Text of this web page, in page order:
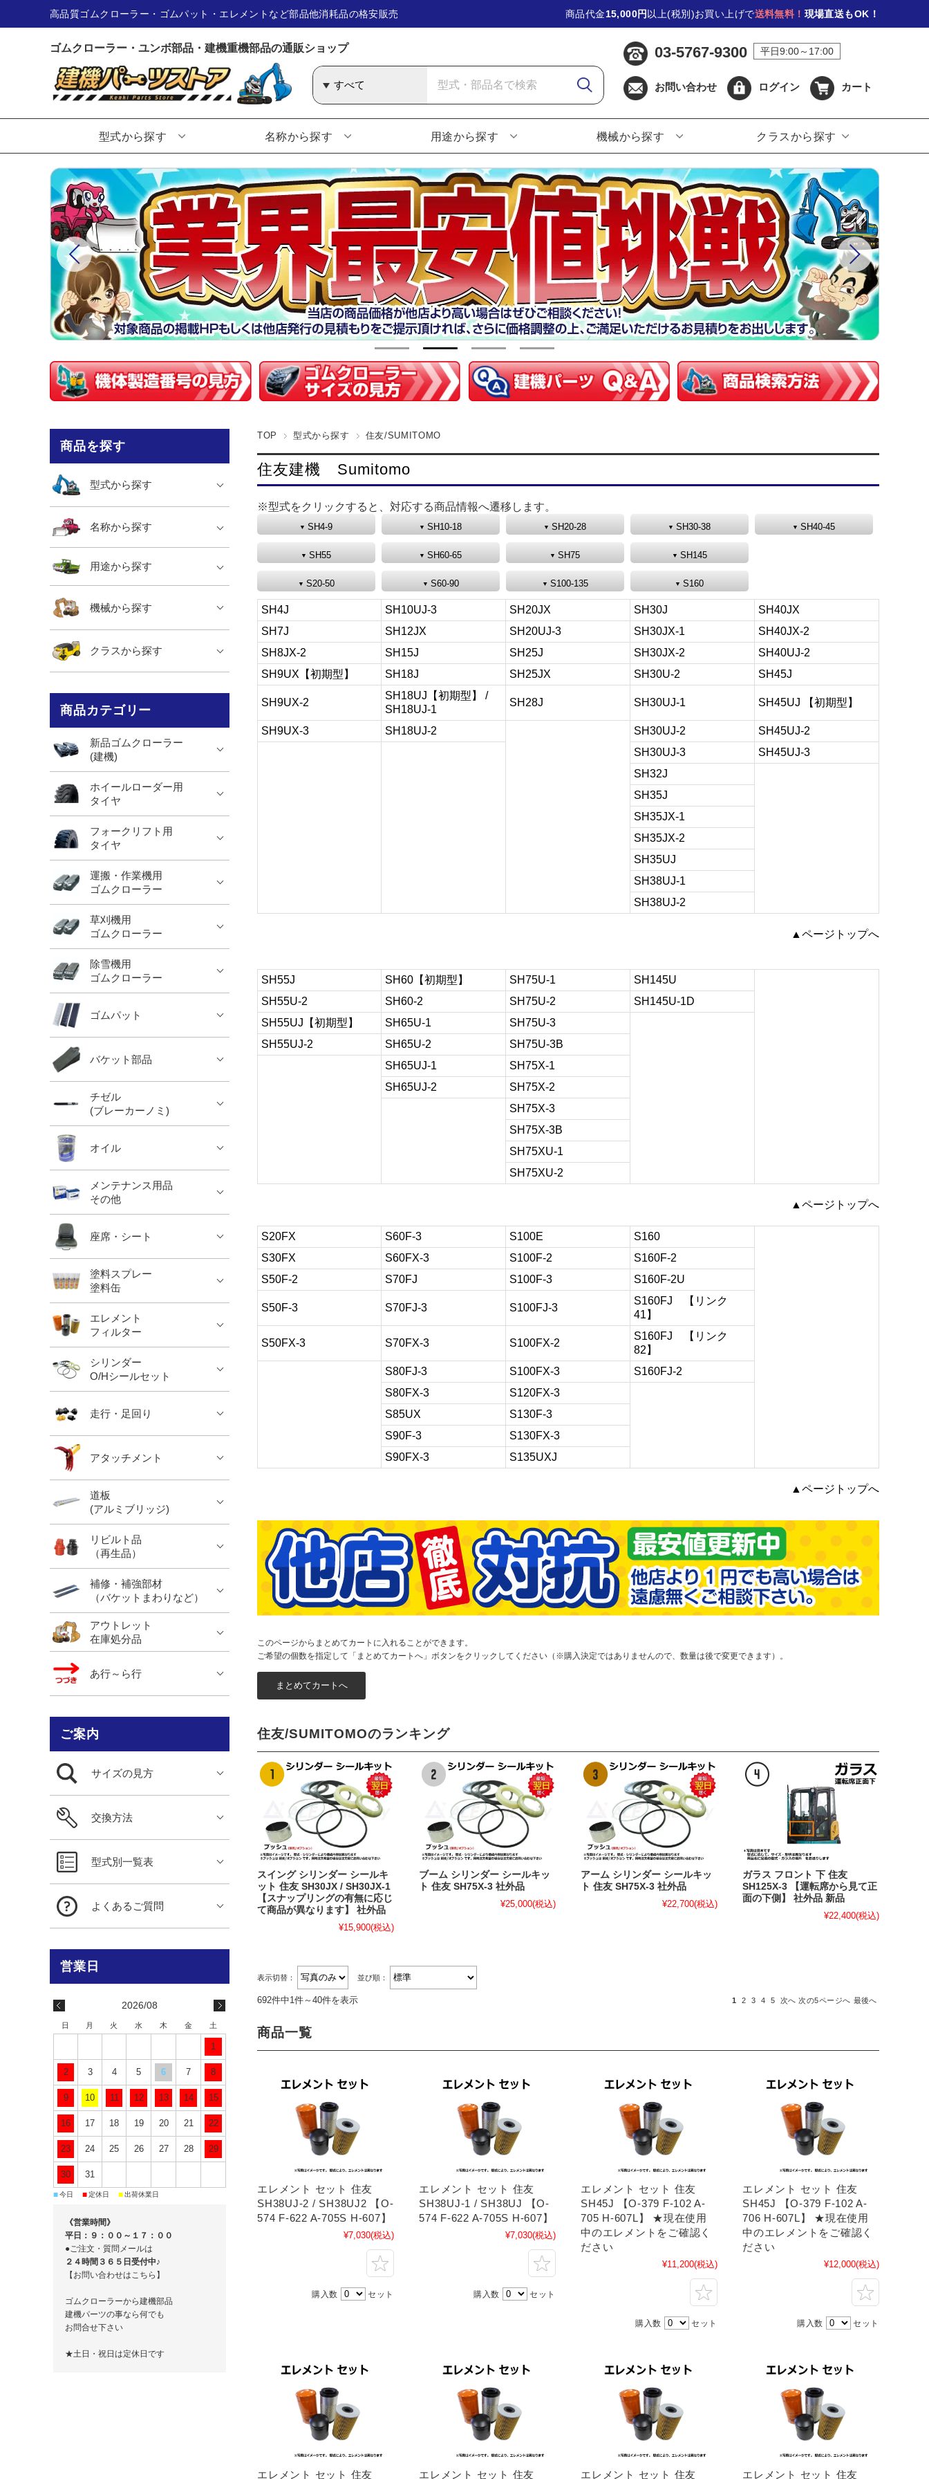
高品質ゴムクローラー・ゴムパット・エレメントなど部品他消耗品の格安販売 商品代金15,000円 以上(税別)お買い上げで送料無料！ 現場直送もOK！
ゴムクローラー・ユンボ部品・建機重機部品の通販ショップ 03-5767-9300 平日9:00～17:00
お問い合わせ ログイン カート
型式から探す 名称から探す 用途から探す 機械から探す クラスから探す
TOP 型式から探す 住友/SUMITOMO
住友建機 Sumitomo
※型式をクリックすると、対応する商品情報へ遷移します。
SH4-9 SH10-18 SH20-28 SH30-38 SH40-45
SH55 SH60-65 SH75 SH145
S20-50 S60-90 S100-135 S160
SH4J SH10UJ-3 SH20JX SH30J
SH40JX
SH7J
SH12JX SH20UJ-3 SH30JX-1
SH40JX-2
SH8JX-2
SH15J SH25J SH30JX-2
SH40UJ-2
SH9UX【初期型】
SH18J SH25JX SH30U-2 SH45J
SH9UX-2
SH18UJ【初期型】 /
SH18UJ-1
SH28J SH30UJ-1 SH45UJ 【初期型】
SH9UX-3 SH18UJ-2 SH30UJ-2
SH45UJ-2
SH30UJ-3
SH45UJ-3
SH32J
SH35J
SH35JX-1
SH35JX-2
SH35UJ
SH38UJ-1
SH38UJ-2
▲ページトップへ
SH55J SH60【初期型】 SH75U-1
SH145U
SH55U-2
SH60-2 SH75U-2
SH145U-1D
SH55UJ【初期型】
SH65U-1
SH75U-3
SH55UJ-2
SH65U-2
SH75U-3B
SH65UJ-1
SH75X-1
SH65UJ-2
SH75X-2
SH75X-3
SH75X-3B
SH75XU-1
SH75XU-2
▲ページトップへ
S20FX S60F-3 S100E
S160
S30FX
S60FX-3 S100F-2
S160F-2
S50F-2
S70FJ S100F-3 S160F-2U
S50F-3 S70FJ-3 S100FJ-3
S160FJ 【リンク
41】
S50FX-3 S70FX-3 S100FX-2
S160FJ 【リンク
82】
S80FJ-3
S100FX-3
S160FJ-2
S80FX-3
S120FX-3
S85UX
S130F-3
S90F-3
S130FX-3
S90FX-3
S135UXJ
▲ページトップへ
このページからまとめてカートに入れることができます。
ご希望の個数を指定して「まとめてカートへ」ボタンをクリックしてください（※購入決定ではありませんので、数量は後で変更できます）。
住友/SUMITOMOのランキング
スイング シリンダー シールキ
ット 住友 SH30JX / SH30JX-1
【スナップリングの有無に応じ
て商品が異なります】 社外品
¥15,900(税込)
ブーム シリンダー シールキッ
ト 住友 SH75X-3 社外品
¥25,000(税込)
アーム シリンダー シールキッ
ト 住友 SH75X-3 社外品
¥22,700(税込)
ガラス フロント 下 住友
SH125X-3 【運転席から見て正
面の下側】 社外品 新品
¥22,400(税込)
表示切替： 並び順：
692件中1件～40件を表示 1 2 3 4 5 次へ 次の5ページへ 最後へ
商品一覧
エレメント セット 住友
SH38UJ-2 / SH38UJ2 【O-
574 F-622 A-705S H-607】
¥7,030(税込)
購入数 セット
エレメント セット 住友
SH38UJ-1 / SH38UJ 【O-
574 F-622 A-705S H-607】
¥7,030(税込)
購入数 セット
エレメント セット 住友
SH45J 【O-379 F-102 A-
705 H-607L】 ★現在使用
中のエレメントをご確認く
ださい
¥11,200(税込)
購入数 セット
エレメント セット 住友
SH45J 【O-379 F-102 A-
706 H-607L】 ★現在使用
中のエレメントをご確認く
ださい
¥12,000(税込)
購入数 セット
エレメント セット 住友 エレメント セット 住友 エレメント セット 住友 エレメント セット 住友
商品を探す
型式から探す
名称から探す
用途から探す
機械から探す
クラスから探す
商品カテゴリー
新品ゴムクローラー
(建機)
ホイールローダー用
タイヤ
フォークリフト用
タイヤ
運搬・作業機用
ゴムクローラー
草刈機用
ゴムクローラー
除雪機用
ゴムクローラー
ゴムパット
バケット部品
チゼル
(ブレーカーノミ)
オイル
メンテナンス用品
その他
座席・シート
塗料スプレー
塗料缶
エレメント
フィルター
シリンダー
O/Hシールセット
走行・足回り
アタッチメント
道板
(アルミブリッジ)
リビルト品
（再生品）
補修・補強部材
（バケットまわりなど）
アウトレット
在庫処分品
あ行～ら行
ご案内
サイズの見方
交換方法
型式別一覧表
よくあるご質問
2026/08
日 月 火 水 木 金 土
1
2 3 4 5 6 7 8
9 10 11 12 13 14 15
16 17 18 19 20 21 22
23 24 25 26 27 28 29
30 31
■今日 ■定休日 ■出荷休業日
《営業時間》
平日：９：００～１７：００
●ご注文・質問メールは
２４時間３６５日受付中♪
【お問い合わせはこちら】
ゴムクローラーから建機部品
建機パーツの事なら何でも
お問合せ下さい
★土日・祝日は定休日です